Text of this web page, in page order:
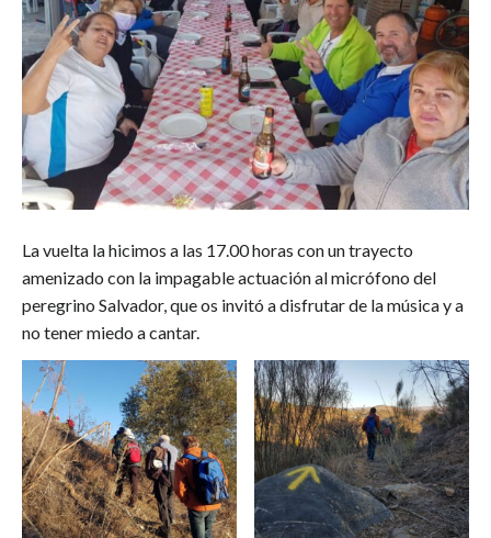
La vuelta la hicimos a las 17.00 horas con un trayecto
amenizado con la impagable actuación al micrófono del
peregrino Salvador, que os invitó a disfrutar de la música y a
no tener miedo a cantar.